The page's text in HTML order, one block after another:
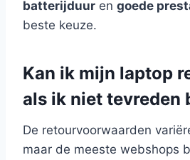
batterijduur en goede
beste keuze.
Kan ik mijn laptop
als ik niet tevreden
De retourvoorwaarden
maar de meeste webshops